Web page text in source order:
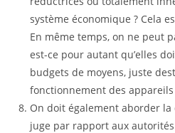
système économique ? Cela
En même temps, on ne peut
est-ce pour autant qu’elles
budgets de moyens, juste
fonctionnement des
On doit également aborder
juge par rapport aux autorités